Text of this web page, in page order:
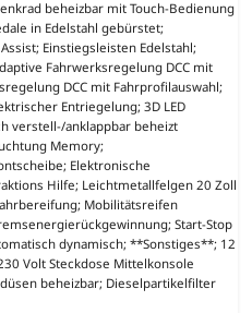
beheizbar mit Touch-Bedienung
in Edelstahl gebürstet;
Einstiegsleisten Edelstahl;
Fahrwerksregelung DCC mit
DCC mit Fahrprofilauswahl;
Entriegelung; 3D LED
verstell-/anklappbar beheizt
Memory;
Elektronische
Hilfe; Leichtmetallfelgen 20 Zoll
Mobilitätsreifen
Start-Stop
dynamisch; **Sonstiges**; 12
Volt Steckdose Mittelkonsole
beheizbar; Dieselpartikelfilter